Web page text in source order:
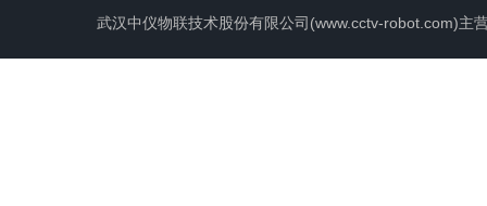
武汉中仪物联技术股份有限公司(www.cctv-robot.com)主